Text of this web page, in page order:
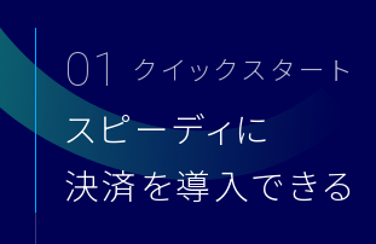
01 クイックスタート
スピーディに
決済を導入できる